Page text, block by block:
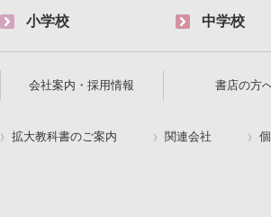
小学校 中学校
会社案内・採用情報 書店の方
拡大教科書のご案内 関連会社